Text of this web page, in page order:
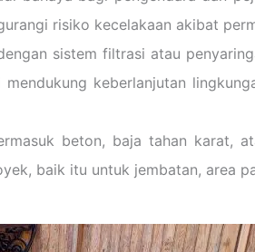
risiko kecelakaan akibat
sistem filtrasi atau
keberlanjutan
beton, baja tahan karat,
baik itu untuk jembatan, area